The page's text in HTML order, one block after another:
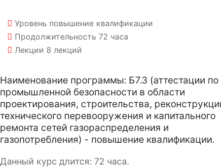
Уровень повышение квалификации
Продолжительность 72 часа
Лекции 8 лекций
Наименование программы: Б7.3 (аттестации по
промышленной безопасности в области
проектирования, строительства,
технического перевооружения и капитального
ремонта сетей газораспределения и
газопотребления) - повышение квалификации.
Данный курс длится: 72 часа.